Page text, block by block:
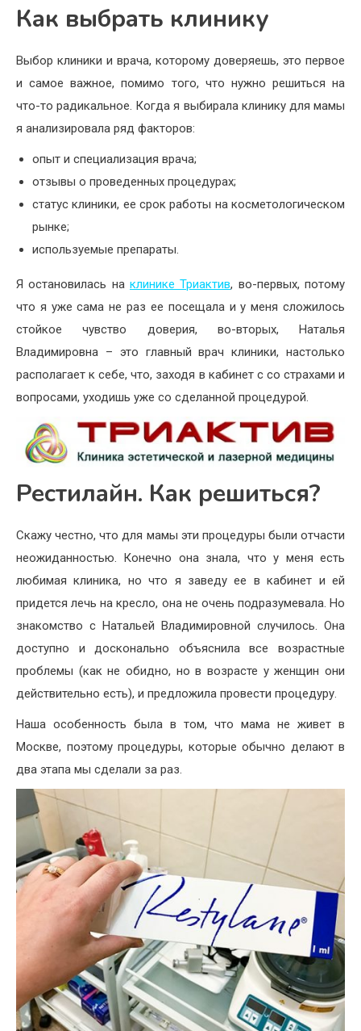
Как выбрать клинику
Выбор клиники и врача, которому доверяешь, это первое
и самое важное, помимо того, что нужно решиться на
что-то радикальное. Когда я выбирала клинику для мамы
я анализировала ряд факторов:
опыт и специализация врача;
отзывы о проведенных процедурах;
статус клиники, ее срок работы на косметологическом
рынке;
используемые препараты.
Я остановилась на клинике Триактив, во-первых, потому
что я уже сама не раз ее посещала и у меня сложилось
стойкое чувство доверия, во-вторых, Наталья
Владимировна – это главный врач клиники, настолько
располагает к себе, что, заходя в кабинет с со страхами и
вопросами, уходишь уже со сделанной процедурой.
Рестилайн. Как решиться?
Скажу честно, что для мамы эти процедуры были отчасти
неожиданностью. Конечно она знала, что у меня есть
любимая клиника, но что я заведу ее в кабинет и ей
придется лечь на кресло, она не очень подразумевала. Но
знакомство с Натальей Владимировной случилось. Она
доступно и досконально объяснила все возрастные
проблемы (как не обидно, но в возрасте у женщин они
действительно есть), и предложила провести процедуру.
Наша особенность была в том, что мама не живет в
Москве, поэтому процедуры, которые обычно делают в
два этапа мы сделали за раз.